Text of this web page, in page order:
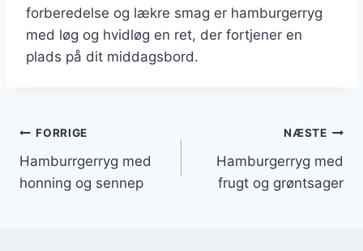
forberedelse og lækre smag er hamburgerryg
med løg og hvidløg en ret, der fortjener en
plads på dit middagsbord.
Indlægsnavigation
FORRIGE
Hamburrgerryg med
honning og sennep
NÆSTE
Hamburgerryg med
frugt og grøntsager